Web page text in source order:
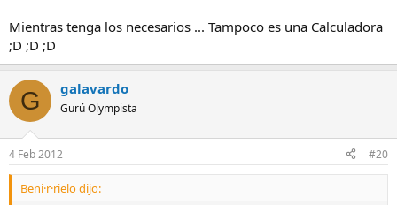
Mientras tenga los necesarios ... Tampoco es una Calculadora
;D ;D ;D
G galavardo
Gurú Olympista
4 Feb 2012 #20
Beni·r·rielo dijo: